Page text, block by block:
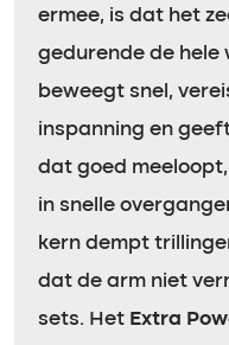
ermee, is dat het
gedurende de
beweegt snel,
inspanning en
dat goed
in snelle
kern dempt
dat de arm niet
sets. Het Extra